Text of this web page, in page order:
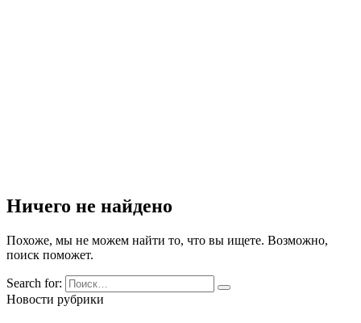
Ничего не найдено
Похоже, мы не можем найти то, что вы ищете. Возможно,
поиск поможет.
Search for:
Новости рубрики